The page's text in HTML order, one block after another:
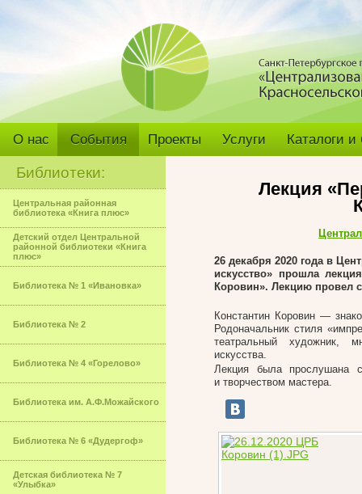
О нас События Проекты Услуги Каталоги
Библиотеки:
Центральная районная
библиотека «Книга плюс»
Детский отдел Центральной
районной библиотеки «Книга
плюс»
Библиотека № 1 «Ивановка»
Библиотека № 2
Библиотека № 4 «Горелово»
Библиотека им. А.Ф.Можайского
Библиотека № 6 «Дудергоф»
Детская библиотека № 7
«Улыбка»
Лекция
26 декабря 2020 года в
искусство» прошла
Коровин». Лекцию провел
Константин Коровин —
Родоначальник стиля
театральный художник,
искусства.
Лекция была прослушана
и творчеством мастера.